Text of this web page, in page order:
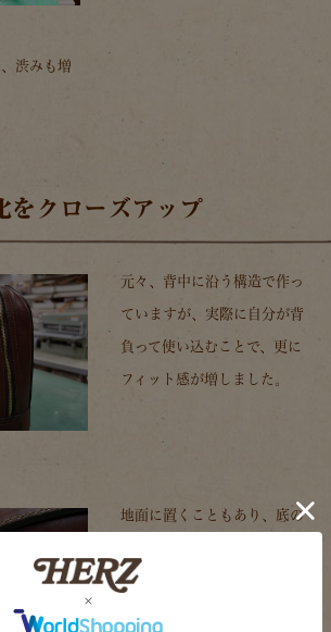
渋みも増
をクローズアップ
元々、背中に沿う構造で作っ
ていますが、実際に自分が背
負って使い込むことで、更に
フィット感が増しました。
地面に置くこともあり、底の
が、まだまだしっかりしてい